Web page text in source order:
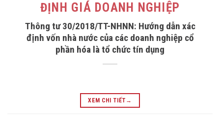
ĐỊNH GIÁ DOANH NGHIỆP
Thông tư 30/2018/TT-NHNN: Hướng dẫn xác
định vốn nhà nước của các doanh nghiệp cổ
phần hóa là tổ chức tín dụng
XEM CHI TIẾT →